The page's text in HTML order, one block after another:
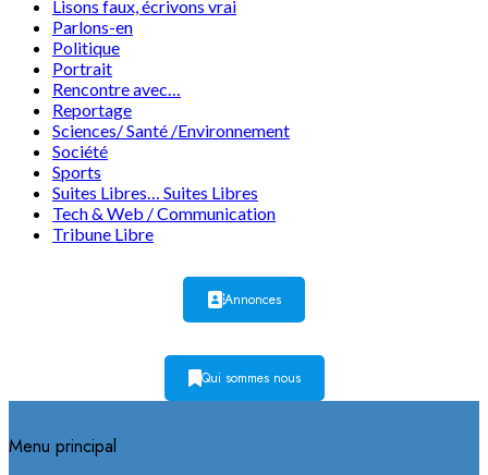
Lisons faux, écrivons vrai
Parlons-en
Politique
Portrait
Rencontre avec…
Reportage
Sciences/ Santé /Environnement
Société
Sports
Suites Libres… Suites Libres
Tech & Web / Communication
Tribune Libre
Annonces
Qui sommes nous
Menu principal